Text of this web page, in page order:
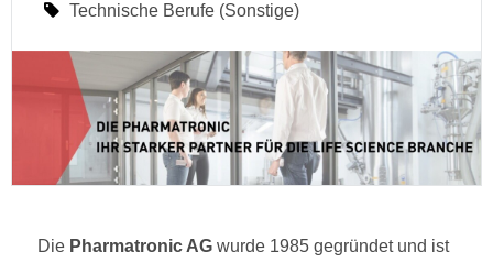
Technische Berufe (Sonstige)
Die Pharmatronic AG wurde 1985 gegründet und ist